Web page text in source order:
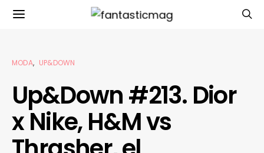
MODA UP&DOWN
Up&Down #213. Dior
x Nike, H&M vs